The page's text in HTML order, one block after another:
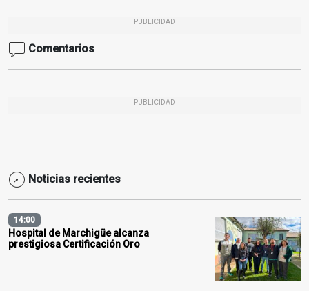
PUBLICIDAD
Comentarios
PUBLICIDAD
Noticias recientes
14:00
Hospital de Marchigüe alcanza
prestigiosa Certificación Oro